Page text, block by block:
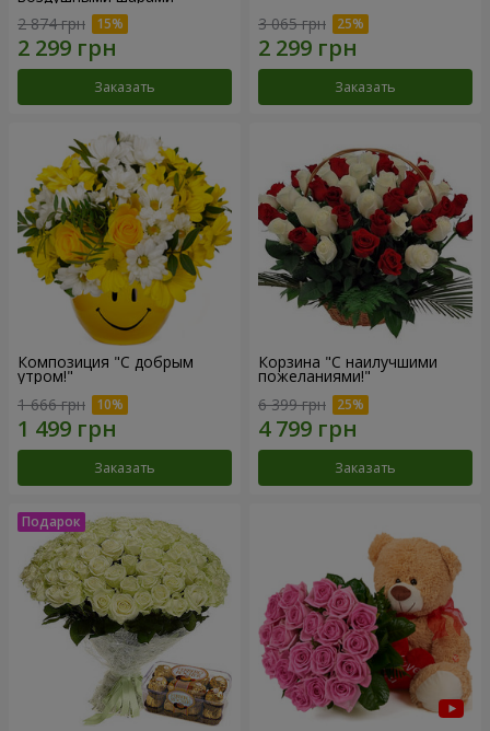
2 874 грн
Заказать
3 065 грн
Заказать
Композиция "С добрым
утром!"
1 666 грн
Заказать
Корзина "С наилучшими
пожеланиями!"
6 399 грн
Заказать